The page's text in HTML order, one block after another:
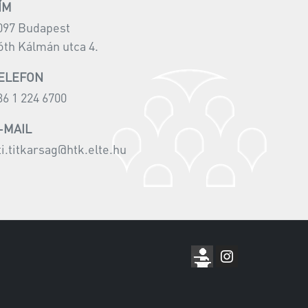
Budapest
Kálmán utca 4.
1 224 6700
MAIL